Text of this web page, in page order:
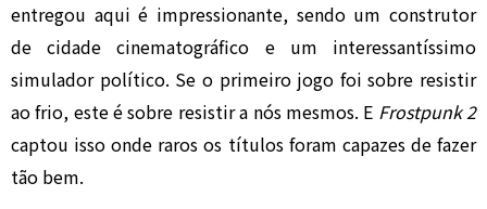
entregou aqui é impressionante, sendo um construtor
de cidade cinematográfico e um interessantíssimo
simulador político. Se o primeiro jogo foi sobre resistir
ao frio, este é sobre resistir a nós mesmos. E Frostpunk 2
captou isso onde raros os títulos foram capazes de fazer
tão bem.